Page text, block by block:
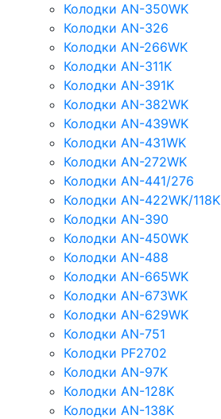
Колодки AN-350WK
Колодки AN-326
Колодки AN-266WK
Колодки AN-311K
Колодки AN-391K
Колодки AN-382WK
Колодки AN-439WK
Колодки AN-431WK
Колодки AN-272WK
Колодки AN-441/276
Колодки AN-422WK/118K
Колодки AN-390
Колодки AN-450WK
Колодки AN-488
Колодки AN-665WK
Колодки AN-673WK
Колодки AN-629WK
Колодки AN-751
Колодки PF2702
Колодки AN-97K
Колодки AN-128K
Колодки AN-138K